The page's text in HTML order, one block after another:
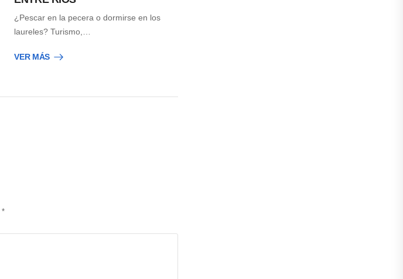
¿Pescar en la pecera o dormirse en los
laureles? Turismo,…
VER MÁS
*